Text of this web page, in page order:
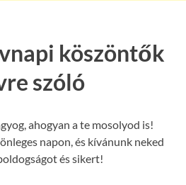
köszöntők
szóló
ahogyan a te mosolyod is!
napon, és kívánunk neked
és sikert!